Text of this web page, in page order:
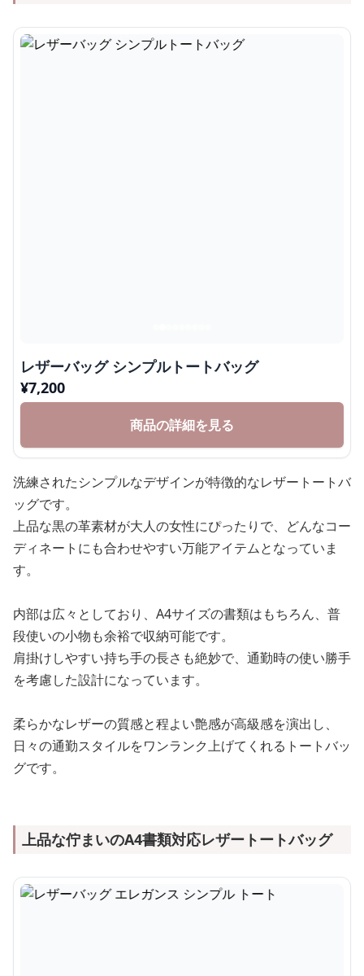
レザーバッグ シンプルトートバッグ
¥7,200
商品の詳細を見る
洗練されたシンプルなデザインが特徴的なレザートートバ
ッグです。
上品な黒の革素材が大人の女性にぴったりで、どんなコー
ディネートにも合わせやすい万能アイテムとなっていま
す。
内部は広々としており、A4サイズの書類はもちろん、普
段使いの小物も余裕で収納可能です。
肩掛けしやすい持ち手の長さも絶妙で、通勤時の使い勝手
を考慮した設計になっています。
柔らかなレザーの質感と程よい艶感が高級感を演出し、
日々の通勤スタイルをワンランク上げてくれるトートバッ
グです。
上品な佇まいのA4書類対応レザートートバッグ